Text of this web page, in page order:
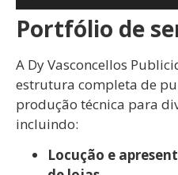
Portfólio de
A Dy Vasconcellos
estrutura completa de
produção técnica para
incluindo:
Locução e